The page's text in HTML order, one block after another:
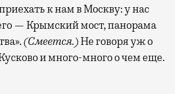
к нам в Москву: у нас
— Крымский мост, панорама
(Смеется.)Не говоря уж о
и много-много о чем еще.